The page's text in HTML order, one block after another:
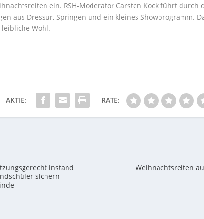
ein. RSH-Moderator Carsten Kock führt durch
aus Dressur, Springen und ein kleines Showprogramm.
Wohl.
AKTIE: RATE:
instand
sichern
Weihnachtsreiten